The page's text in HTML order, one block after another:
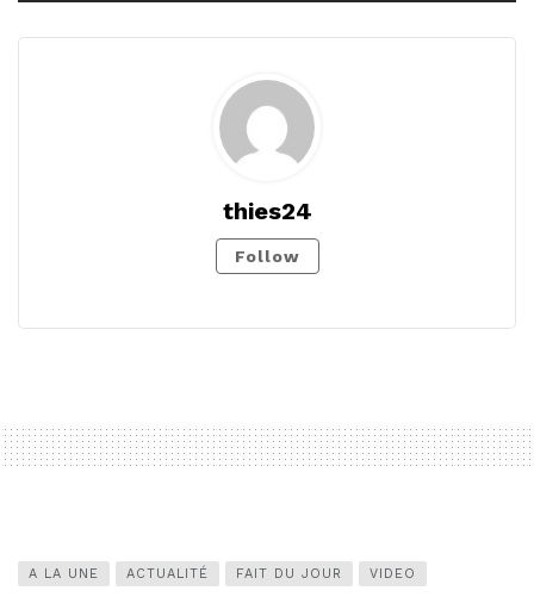
thies24
Follow
A LA UNE ACTUALITÉ FAIT DU JOUR VIDEO